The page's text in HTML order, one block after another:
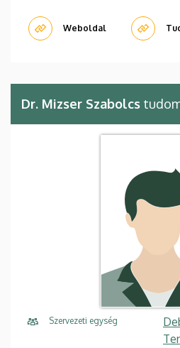
Weboldal
Dr. Mizser Szabolcs
Szervezeti egység